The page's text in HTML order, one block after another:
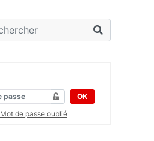
OK
Mot de passe oublié